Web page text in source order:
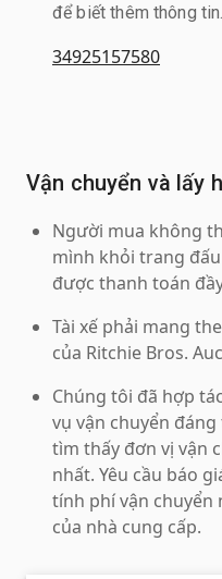
để biết thêm thông tin.
34925157580
Vận chuyển và lấy
Người mua không
mình khỏi trang
được thanh toán
Tài xế phải mang
của Ritchie Bros.
Chúng tôi đã hợp
vụ vận chuyển
tìm thấy đơn vị vận
nhất. Yêu cầu báo
tính phí vận
của nhà cung cấp.